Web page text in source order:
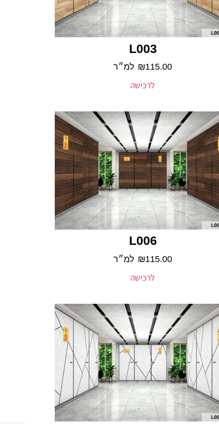
L003
₪115.00 למ״ר
לרכישה
L006
₪115.00 למ״ר
לרכישה